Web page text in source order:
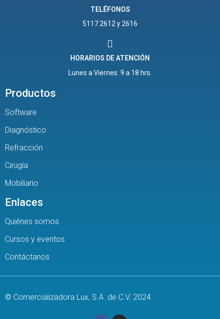
TELÉFONOS
5117.2612 y 2616
HORARIOS DE ATENCIÓN
Lunes a Viernes: 9 a 18 hrs.
Productos
Software
Diagnóstico
Refracción
Cirugía
Mobiliario
Enlaces
Quiénes somos
Cursos y eventos
Contáctanos
© Comercializadora Lux, S.A. de C.V. 2024